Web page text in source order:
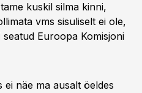
kuskil silma kinni,
vms sisuliselt ei ole,
Euroopa Komisjoni
ei näe ma ausalt öeldes